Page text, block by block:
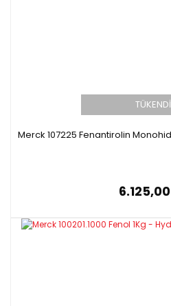
TÜKENDİ
Merck 107225 Fenantirolin